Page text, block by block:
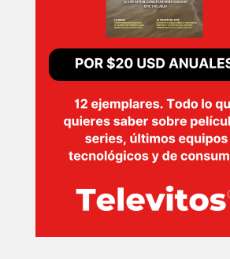
INICIO
PELICULAS
TECNOVITOS